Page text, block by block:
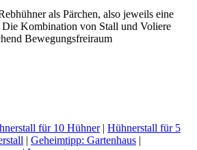
als Pärchen, also jeweils eine
Kombination von Stall und Voliere
Bewegungsfreiraum
für 10 Hühner| Hühnerstall für 5
| Geheimtipp: Gartenhaus |